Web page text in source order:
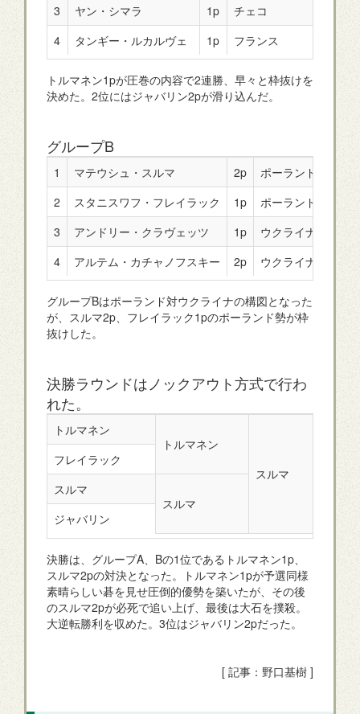
3 ヤン・シマラ 1p
チェコ
4
タンギー・ルカルヴェ 1p フランス
トルマネン1pが圧巻の内容で2連勝、早々と枠抜けを
決めた。2位にはジャバリン2pが滑り込んだ。
グループB
1 マテウシュ・スルマ 2p
ポーランド
2
スタニスワフ・フレイラック 1p
ポーランド
3
アンドリー・クラヴェッツ 1p
ウクライナ
4
アルテム・カチャノフスキー 2p ウクライナ
グループBはポーランド対ウクライナの構図となった
が、スルマ2p、フレイラック1pのポーランド勢が枠
抜けした。
決勝ラウンドはノックアウト方式で行わ
れた。
トルマネン
トルマネン
スルマ
フレイラック
スルマ
スルマ
ジャバリン
決勝は、グループA、Bの1位であるトルマネン1p、
スルマ2pの対決となった。トルマネン1pが予選同様
素晴らしい碁を見せ圧倒的優勢を築いたが、その後
のスルマ2pが必死で追い上げ、最後は大石を撲殺。
大逆転勝利を収めた。3位はジャバリン2pだった。
[ 記事：野口基樹 ]